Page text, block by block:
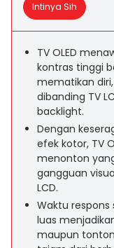
Intinya Sih
TV OLED
kontras tinggi
mematikan
dibanding TV
backlight.
Dengan
efek kotor, TV
menonton
gangguan
LCD.
Waktu
luas
maupun